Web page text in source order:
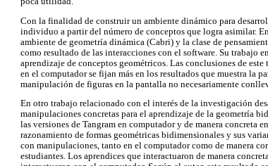
Con la finalidad de construir un ambiente dinámico para
individuo a partir del número de conceptos que logra asimilar.
ambiente de geometría dinámica (Cabri) y la clase de
como resultado de las interacciones con el software. Su trabajo
aprendizaje de conceptos geométricos. Las conclusiones de
en el computador se fijan más en los resultados que muestra la
manipulación de figuras en la pantalla no necesariamente
En otro trabajo relacionado con el interés de la investigación
manipulaciones concretas para el aprendizaje de la geometría
las versiones de Tangram en computador y de manera concreta
razonamiento de formas geométricas bidimensionales y sus
con manipulaciones, tanto en el computador como de manera
estudiantes. Los aprendices que interactuaron de manera